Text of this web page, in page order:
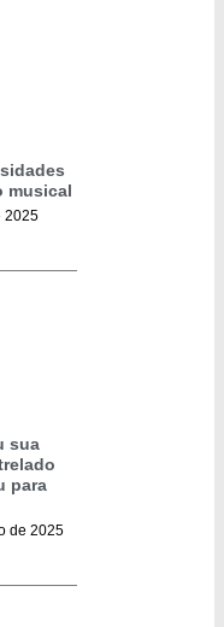
musical
2025
sua
para
de 2025